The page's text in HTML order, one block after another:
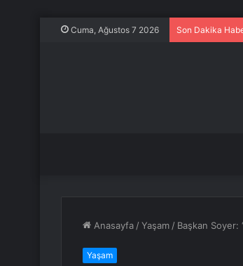
Cuma, Ağustos 7 2026 Son Dakika
Anasayfa /Yaşam / Başkan Soyer:
Yaşam